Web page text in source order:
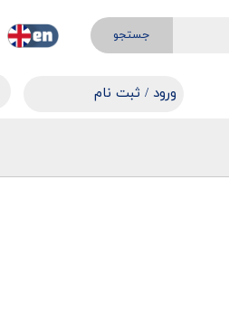
جستجو
ورود / ثبت نام